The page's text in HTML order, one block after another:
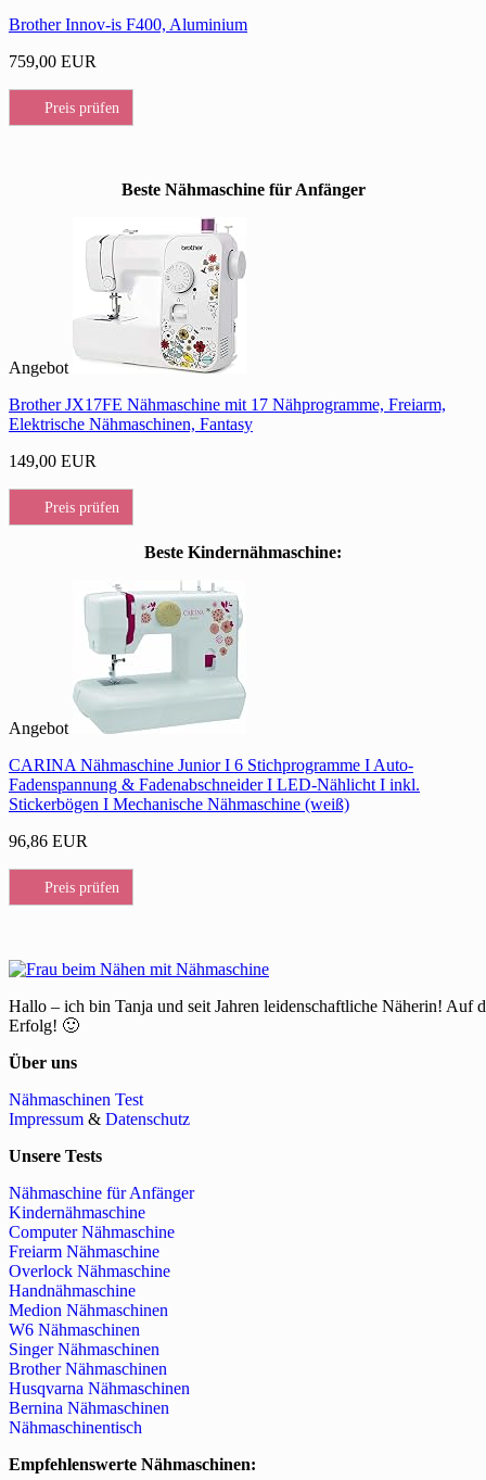
Brother Innov-is F400, Aluminium
759,00 EUR
Preis prüfen
Beste Nähmaschine für Anfänger
Angebot
Brother JX17FE Nähmaschine mit 17 Nähprogramme, Freiarm,
Elektrische Nähmaschinen, Fantasy
149,00 EUR
Preis prüfen
Beste Kindernähmaschine:
Angebot
CARINA Nähmaschine Junior I 6 Stichprogramme I Auto-
Fadenspannung & Fadenabschneider I LED-Nählicht I inkl.
Stickerbögen I Mechanische Nähmaschine (weiß)
96,86 EUR
Preis prüfen
Hallo – ich bin Tanja und seit Jahren leidenschaftliche Näherin! Auf
Erfolg! 🙂
Über uns
Nähmaschinen Test
Impressum & Datenschutz
Unsere Tests
Nähmaschine für Anfänger
Kindernähmaschine
Computer Nähmaschine
Freiarm Nähmaschine
Overlock Nähmaschine
Handnähmaschine
Medion Nähmaschinen
W6 Nähmaschinen
Singer Nähmaschinen
Brother Nähmaschinen
Husqvarna Nähmaschinen
Bernina Nähmaschinen
Nähmaschinentisch
Empfehlenswerte Nähmaschinen: